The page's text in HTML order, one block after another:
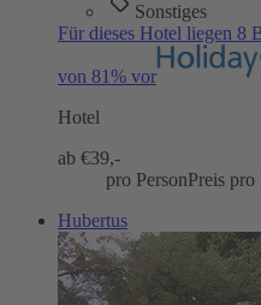
Sonstiges
Für dieses Hotel liegen 8
von 81% vor
Hotel
ab €39,-
pro PersonPreis pro
Hubertus